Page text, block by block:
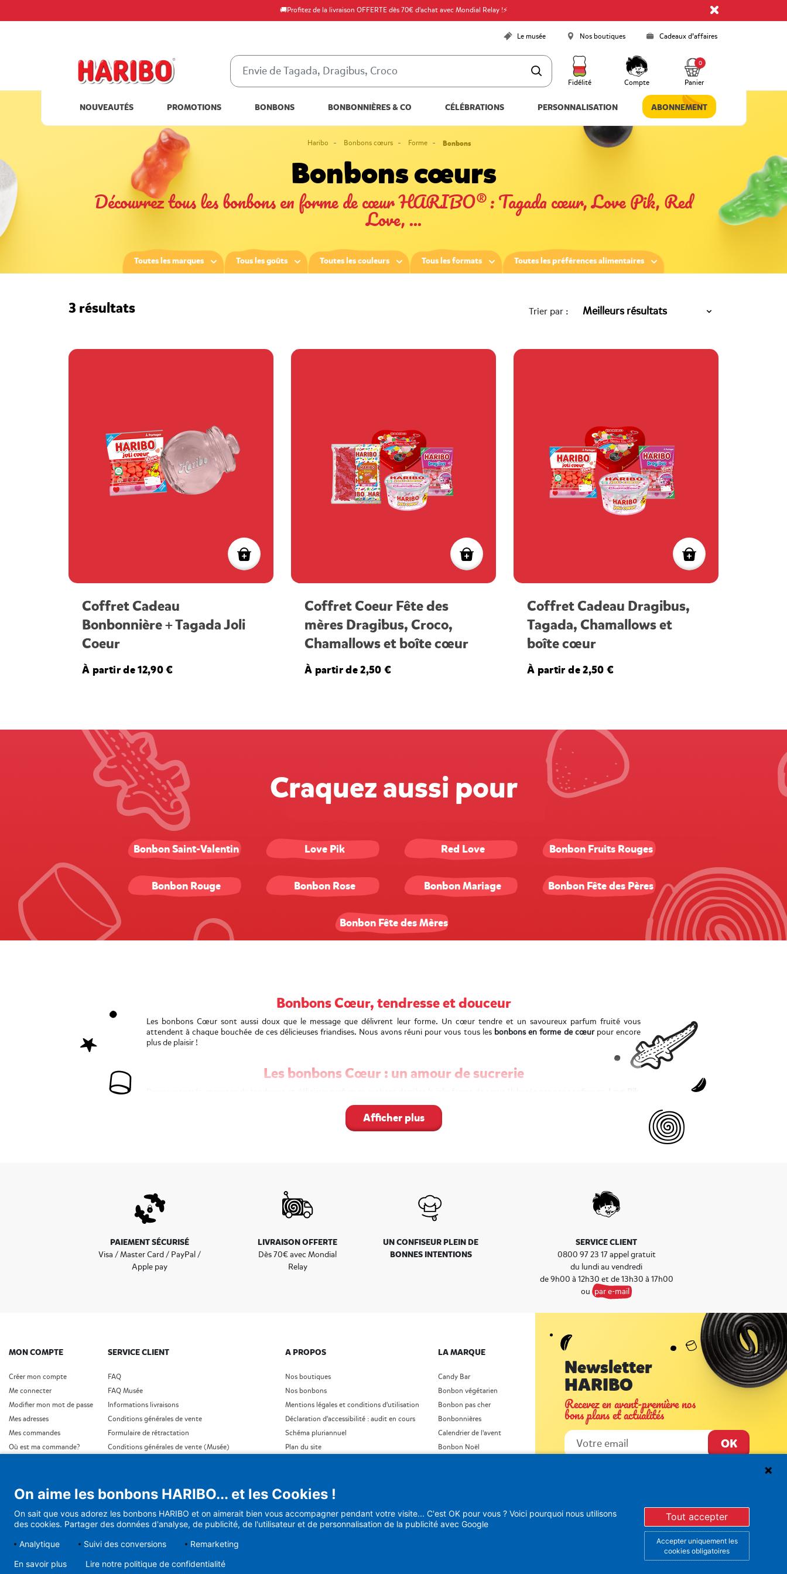
🚚Profitez de la livraison OFFERTE dès 70€ d'achat avec Mondial Relay !⚡
Le musée Nos boutiques Cadeaux d’affaires
Fidélité Compte Panier
0
NOUVEAUTÉS PROMOTIONS BONBONS BONBONNIÈRES & CO CÉLÉBRATIONS PERSONNALISATION ABONNEMENT
Haribo Bonbons cœurs Forme Bonbons
Bonbons cœurs
Découvrez tous les bonbons en forme de cœur HARIBO® : Tagada cœur, Love Pik, Red
Love, ...
Toutes les marques Tous les goûts Toutes les couleurs Tous les formats Toutes les préférences alimentaires
3 résultats Trier par :
Coffret Cadeau
Bonbonnière + Tagada Joli
Coeur
À partir de 12,90 €
Coffret Coeur Fête des
mères Dragibus, Croco,
Chamallows et boîte cœur
À partir de 2,50 €
Coffret Cadeau Dragibus,
Tagada, Chamallows et
boîte cœur
À partir de 2,50 €
Craquez aussi pour
Bonbon Saint-Valentin Love Pik Red Love Bonbon Fruits Rouges
Bonbon Rouge Bonbon Rose Bonbon Mariage Bonbon Fête des Pères
Bonbon Fête des Mères
Bonbons Cœur, tendresse et douceur
Les bonbons Cœur sont aussi doux que le message que délivrent leur forme. Un cœur tendre et un savoureux parfum fruité vous
attendent à chaque bouchée de ces délicieuses friandises. Nous avons réuni pour vous tous les bonbons en forme de cœurpour encore
plus de plaisir !
Les bonbons Cœur : un amour de sucrerie
À partager à toute occasion, les confiseries en forme de cœur sont aussi de parfaits
originale qui fait sensation à l’occasion de la fête des amoureux. Le bonbon en forme de cœur est également idéal pour remercier les invités
d’un mariage ou guise de décoration sur la table. Petit sachet cadeau, en guise de décoration sur un gâteau ou sur un candy bar, les
Mieux qu’un bouquet de fleurs, les bonbons en forme de cœur font la différence qu’ils soient sous forme de bonbons gélifiés, de sucettes,
de guimauves ou de dragées… Au-delà du message d’affection que transmettent nos bonbons en forme de cœur, ces confiseries
délicieuses sont également une explosion de saveurs en bouche. Cristaux de sucre, cœur moelleux et goût de fraise trouvent un équilibre
parfait pour ravir les papilles des gourmands. Découvrez vite tous nos
friandises préférées !
Afficher plus
PAIEMENT SÉCURISÉ
Visa / Master Card / PayPal /
Apple pay
LIVRAISON OFFERTE
Dès 70€ avec Mondial
Relay
UN CONFISEUR PLEIN DE
BONNES INTENTIONS
SERVICE CLIENT
0800 97 23 17 appel gratuit
du lundi au vendredi
de 9h00 à 12h30 et de 13h30 à 17h00
ou par e-mail
MON COMPTE
Créer mon compte
Me connecter
Modifier mon mot de passe
Mes adresses
Mes commandes
Où est ma commande?
SERVICE CLIENT
FAQ
FAQ Musée
Informations livraisons
Conditions générales de vente
Formulaire de rétractation
Conditions générales de vente (Musée)
Conditions générales de vente (Abonnement)
A PROPOS
Nos boutiques
Nos bonbons
Mentions légales et conditions d'utilisation
Déclaration d'accessibilité : audit en cours
Schéma pluriannuel
Plan du site
LA MARQUE
Candy Bar
Bonbon végétarien
Bonbon pas cher
Bonbonnières
Calendrier de l'avent
Bonbon Noël
Newsletter
HARIBO
Recevez en avant-première nos
bons plans et actualités
d’informations sur la gestion de vos données
personnelles et pour exercer vos droits, merci de
Politique de Protection des Données
Vous pouvez à tout moment vous désinscrire dans la
partie basse des Newsletters envoyées.
On aime les bonbons HARIBO... et les Cookies !
On sait que vous adorez les bonbons HARIBO et on aimerait bien vous accompagner pendant votre visite... C'est OK pour vous ? Voici pourquoi nous utilisons
des cookies. Partager des données d'analyse, de publicité, de l'utilisateur et de personnalisation de la publicité avec Google
Analytique
Suivi des conversions Remarketing
Tout accepter
Accepter uniquement les
cookies obligatoires
En savoir plus Lire notre politique de confidentialité